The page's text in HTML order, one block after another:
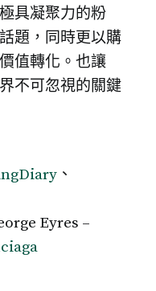
具凝聚力的粉
題，同時更以購
值轉化。也讓
不可忽視的關鍵
、
Eyres –